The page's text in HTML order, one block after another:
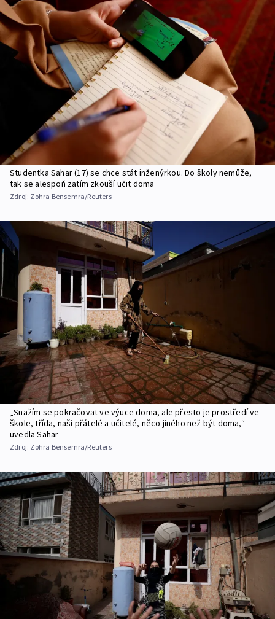
Studentka Sahar (17) se chce stát inženýrkou. Do školy nemůže,
tak se alespoň zatím zkouší učit doma
Zdroj: Zohra Bensemra/Reuters
„Snažím se pokračovat ve výuce doma, ale přesto je prostředí ve
škole, třída, naši přátelé a učitelé, něco jiného než být doma,“
uvedla Sahar
Zdroj: Zohra Bensemra/Reuters